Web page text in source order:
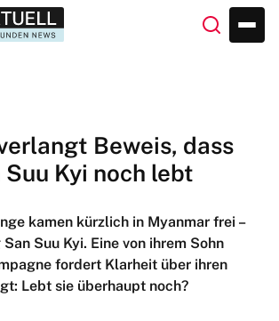
Beweis, dass
Kyi noch lebt
kamen kürzlich in Myanmar frei –
Suu Kyi. Eine von ihrem Sohn
fordert Klarheit über ihren
Lebt sie überhaupt noch?